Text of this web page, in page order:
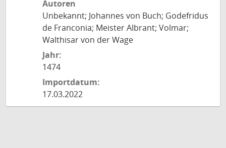
Autoren
Unbekannt; Johannes von Buch; Godefridus
de Franconia; Meister Albrant; Volmar;
Walthisar von der Wage
Jahr:
1474
Importdatum:
17.03.2022